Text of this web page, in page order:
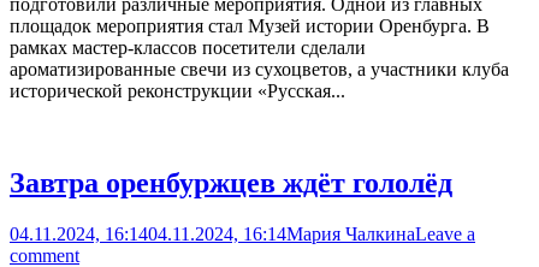
площадок мероприятия стал Музей истории Оренбурга. В
рамках мастер-классов посетители сделали
ароматизированные свечи из сухоцветов, а участники клуба
исторической реконструкции «Русская...
Завтра оренбуржцев ждёт гололёд
04.11.2024, 16:1404.11.2024, 16:14Мария ЧалкинаLeave a
comment